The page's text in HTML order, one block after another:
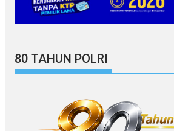
80 TAHUN POLRI